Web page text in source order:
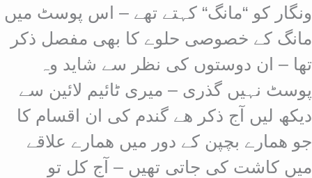
ونگار کو “مانگ“ کہتے تھے – اس پوسٹ میں
مانگ کے خصوصی حلوے کا بھی مفصل ذکر
تھا – ان دوستوں کی نظر سے شاید وہ
پوسٹ نہیں گذری – میری ٹائیم لائین سے
دیکھ لیں آج ذکر ھے گندم کی ان اقسام کا
جو ھمارے بچپن کے دور میں ھمارے علاقے
میں کاشت کی جاتی تھیں – آج کل تو